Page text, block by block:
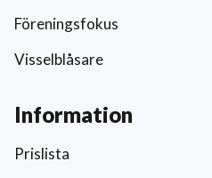
Föreningsfokus
Visselblåsare
Information
Prislista